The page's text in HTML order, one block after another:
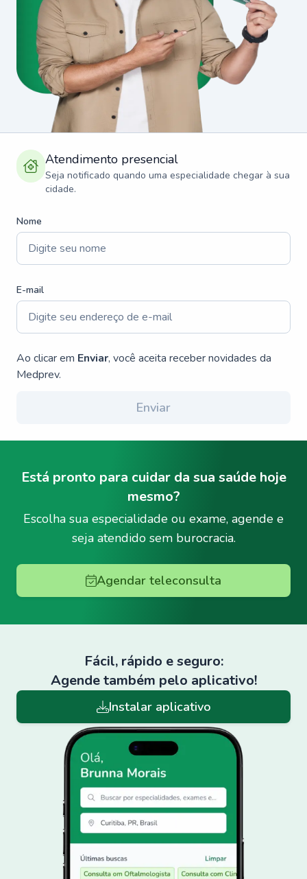
Atendimento presencial
Seja notificado quando uma especialidade chegar à sua
cidade.
Nome
E-mail
Ao clicar em Enviar, você aceita receber novidades da
Medprev.
Enviar
Está pronto para cuidar da sua saúde hoje
mesmo?
Escolha sua especialidade ou exame, agende e
seja atendido sem burocracia.
Agendar teleconsulta
Fácil, rápido e seguro:
Agende também pelo aplicativo!
Instalar aplicativo